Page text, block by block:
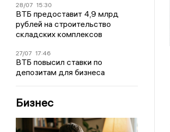
28/07 15:30
ВТБ предоставит 4,9 млрд
рублей на строительство
складских комплексов
27/07 17:46
ВТБ повысил ставки по
депозитам для бизнеса
Бизнес